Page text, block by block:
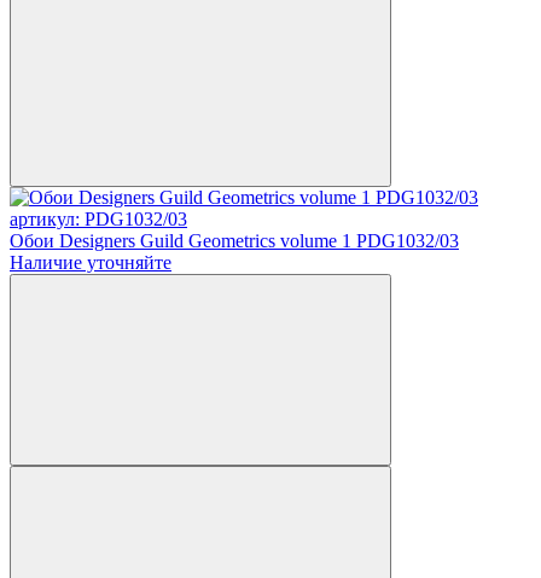
артикул: PDG1032/03
Обои Designers Guild Geometrics volume 1 PDG1032/03
Наличие уточняйте